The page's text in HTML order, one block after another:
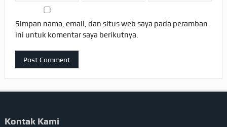
Simpan nama, email, dan situs web saya pada peramban
ini untuk komentar saya berikutnya.
Kontak Kami